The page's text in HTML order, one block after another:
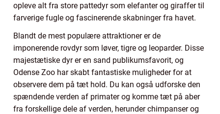
opleve alt fra store pattedyr som elefanter og giraffer til
farverige fugle og fascinerende skabninger fra havet.
Blandt de mest populære attraktioner er de
imponerende rovdyr som løver, tigre og leoparder. Disse
majestætiske dyr er en sand publikumsfavorit, og
Odense Zoo har skabt fantastiske muligheder for at
observere dem på tæt hold. Du kan også udforske den
spændende verden af primater og komme tæt på aber
fra forskellige dele af verden, herunder chimpanser og